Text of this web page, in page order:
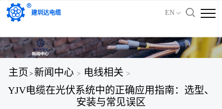
'); })();
建圳达电缆 EN
主页 > 新闻中心 > 电线相关 >
YJV电缆在光伏系统中的正确应用指南：选型、
安装与常见误区